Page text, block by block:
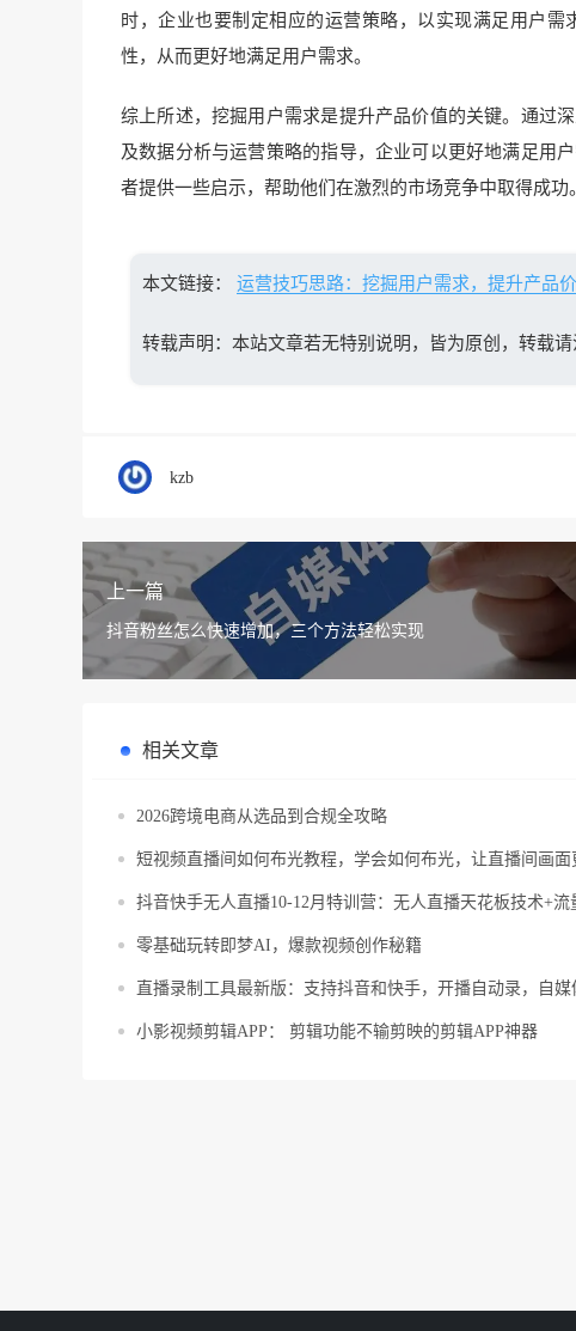
时，企业也要制定相应的运营策略，以实现满足用户
性，从而更好地满足用户需求。
综上所述，挖掘用户需求是提升产品价值的关键。通过
及数据分析与运营策略的指导，企业可以更好地满足用
者提供一些启示，帮助他们在激烈的市场竞争中取得成功。
本文链接： 运营技巧思路：挖掘用户需求，提升产品
转载声明：本站文章若无特别说明，皆为原创，转载请
kzb
上一篇
抖音粉丝怎么快速增加，三个方法轻松实现
相关文章
2026跨境电商从选品到合规全攻略
短视频直播间如何布光教程，学会如何布光，让直播间画面
抖音快手无人直播10-12月特训营：无人直播天花板技术+
零基础玩转即梦AI，爆款视频创作秘籍
直播录制工具最新版：支持抖音和快手，开播自动录，自媒
小影视频剪辑APP： 剪辑功能不输剪映的剪辑APP神器